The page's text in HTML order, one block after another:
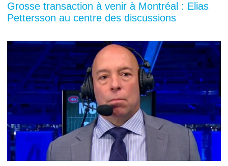
Grosse transaction à venir à Montréal : Elias
Pettersson au centre des discussions